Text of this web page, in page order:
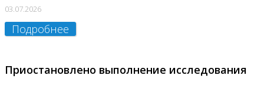
03.07.2026
Подробнее
Приостановлено выполнение исследования